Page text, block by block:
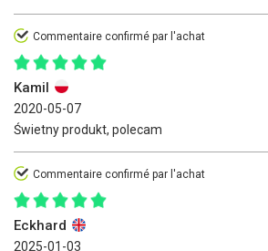
Commentaire confirmé par l'achat
Kamil
2020-05-07
Świetny produkt, polecam
Commentaire confirmé par l'achat
Eckhard
2025-01-03